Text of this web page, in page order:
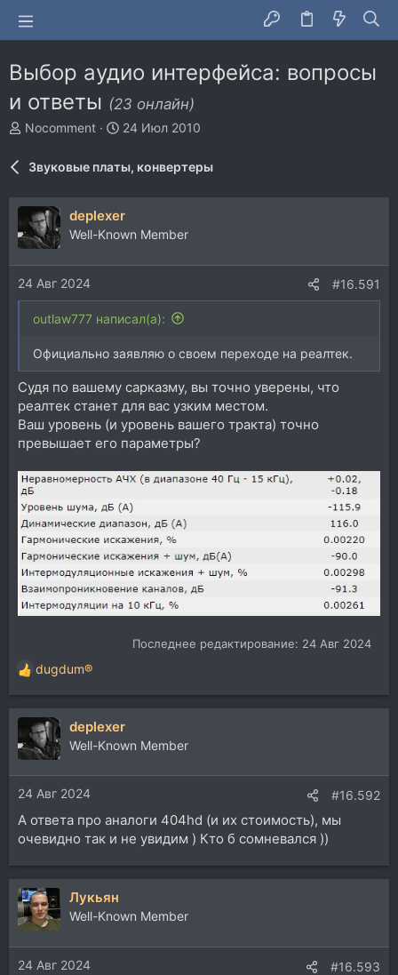
Выбор аудио интерфейса: вопросы
и ответы (23 онлайн)
А
т
р
т
е
м
Nocomment
Д
н
а
24 Июл 2010
Звуковые платы, конвертеры
deplexer
Well-Known Member
24 Авг 2024 #16.591
outlaw777 написал(а):
Официально заявляю о своем переходе на реалтек.
Судя по вашему сарказму, вы точно уверены, что
реалтек станет для вас узким местом.
Ваш уровень (и уровень вашего тракта) точно
превышает его параметры?
Последнее редактирование: 24 Авг 2024
Р
е
а
ц
и
и
:
dugdum®
deplexer
Well-Known Member
24 Авг 2024 #16.592
А ответа про аналоги 404hd (и их стоимость), мы
очевидно так и не увидим ) Кто б сомневался ))
Лукьян
Well-Known Member
24 Авг 2024 #16.593